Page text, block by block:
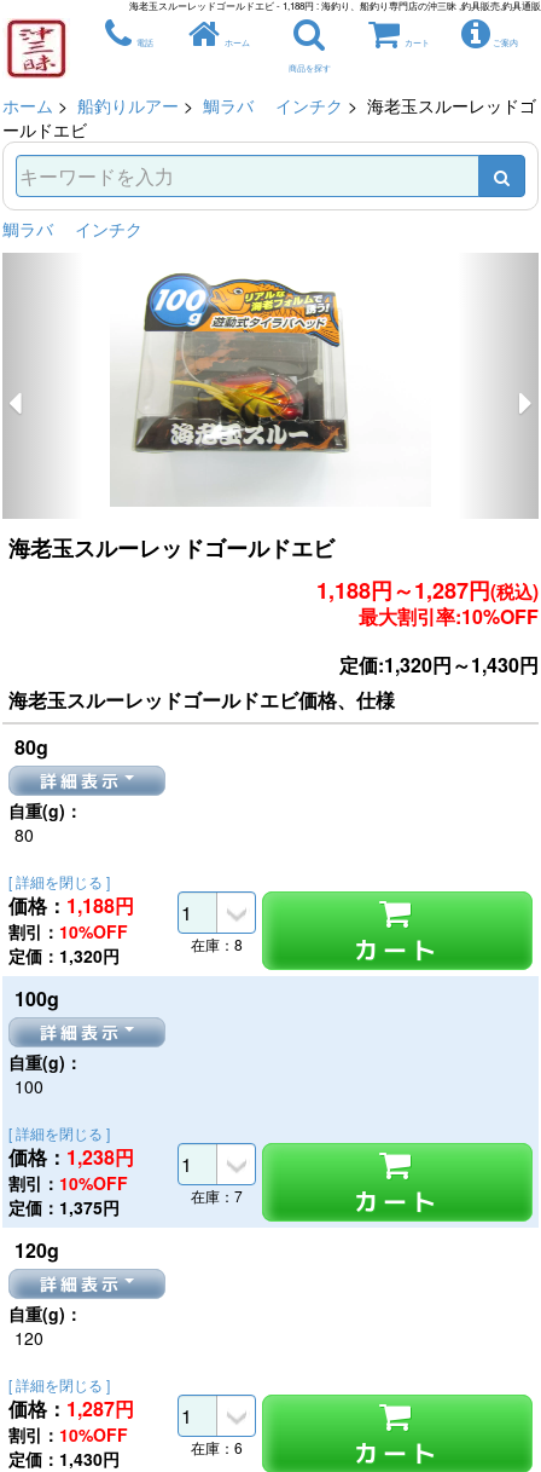
海老玉スルーレッドゴールドエビ - 1,188円 : 海釣り、船釣り専門店の沖三昧 ,釣具販売,釣具通販
電話 ホーム
商品を探す
カート ご案内
ホーム > 船釣りルアー > 鯛ラバ インチク > 海老玉スルーレッドゴ
ールドエビ
鯛ラバ インチク
海老玉スルーレッドゴールドエビ
1,188円～1,287円(税込)
最大割引率:10%OFF
定価:1,320円～1,430円
海老玉スルーレッドゴールドエビ価格、仕様
80g
詳細表示
自重(g)：
80
[ 詳細を閉じる ]
価格： 1,188円
割引： 10%OFF
定価：1,320円
カート
在庫：8
100g
詳細表示
自重(g)：
100
[ 詳細を閉じる ]
価格： 1,238円
割引： 10%OFF
定価：1,375円
カート
在庫：7
120g
詳細表示
自重(g)：
120
[ 詳細を閉じる ]
価格： 1,287円
割引： 10%OFF
定価：1,430円
カート
在庫：6